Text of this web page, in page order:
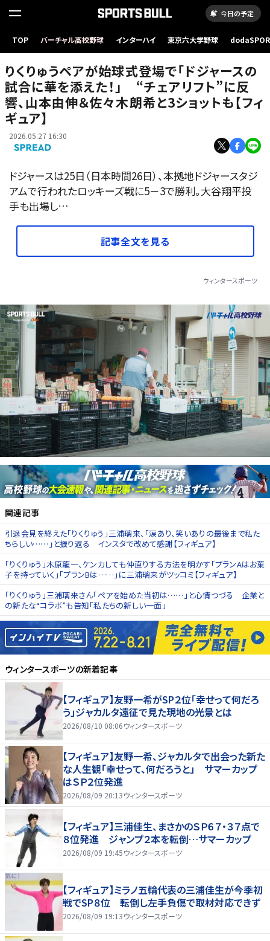
今日の予定
TOP バーチャル高校野球 インターハイ 東京六大学野球
本由伸＆佐々木朗希と3ショットも【フィギュア】
りくりゅうペアが始球式登場で「ドジャースの
試合に華を添えた！」 “チェアリフト”に反
響、山本由伸＆佐々木朗希と3ショットも【フィ
ギュア】
2026.05.27 16:30
ドジャースは25日（日本時間26日）、本拠地ドジャースタジ
アムで行われたロッキーズ戦に5－3で勝利。大谷翔平投
手も出場し…
記事全文を見る
ウィンタースポーツ
関連記事
引退会見を終えた「りくりゅう」三浦璃来、「涙あり、笑いありの最後まで私た
ちらしい……」と振り返る インスタで改めて感謝【フィギュア】
「りくりゅう」木原龍一、ケンカしても仲直りする方法を明かす「プランAはお菓
子を持っていく」「プランBは……」に三浦璃来がツッコミ【フィギュア】
「りくりゅう」三浦璃来さん「ペアを始めた当初は……」と心情つづる 企業と
の新たな“コラボ”も告知「私たちの新しい一面」
ウィンタースポーツの新着記事
【フィギュア】友野一希がSP２位「幸せって何だろ
う」ジャカルタ遠征で見た現地の光景とは
2026/08/10 08:06ウィンタースポーツ
【フィギュア】友野一希、ジャカルタで出会った新た
な人生観「幸せって、何だろうと」 サマーカップ
はＳＰ２位発進
2026/08/09 20:13ウィンタースポーツ
【フィギュア】三浦佳生、まさかのＳＰ６７・３７点で
８位発進 ジャンプ２本を転倒…サマーカップ
2026/08/09 19:45ウィンタースポーツ
【フィギュア】ミラノ五輪代表の三浦佳生が今季初
戦でSP８位 転倒し左手負傷で取材対応できず
2026/08/09 19:13ウィンタースポーツ